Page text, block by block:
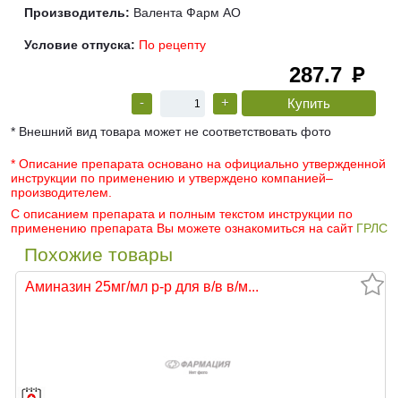
Производитель: Валента Фарм АО
Условие отпуска: По рецепту
287.7 руб
- +
* Внешний вид товара может не соответствовать фото
* Описание препарата основано на официально утвержденной
инструкции по применению и утверждено компанией–
производителем.
С описанием препарата и полным текстом инструкции по
применению препарата Вы можете ознакомиться на сайт ГРЛС
Похожие товары
Аминазин 25мг/мл р-р для в/в в/м...